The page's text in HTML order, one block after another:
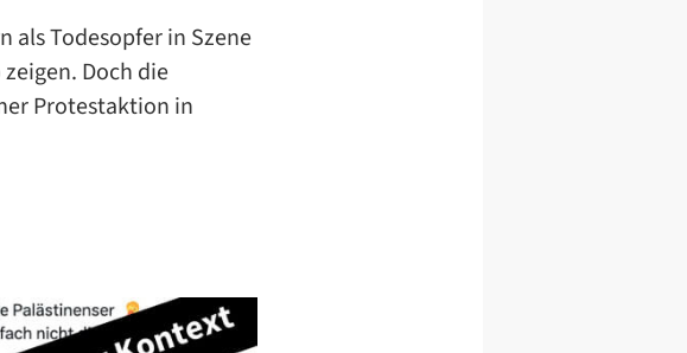
als Todesopfer in Szene
Doch die
Protestaktion in